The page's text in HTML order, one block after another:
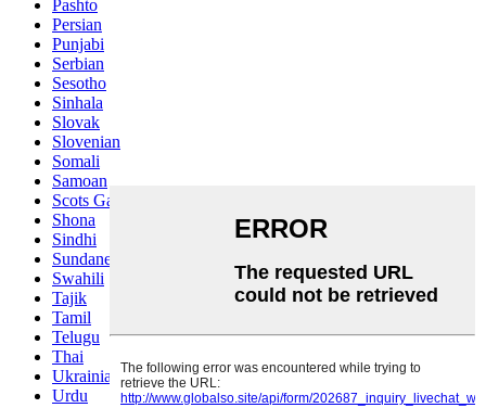
Pashto
Persian
Punjabi
Serbian
Sesotho
Sinhala
Slovak
Slovenian
Somali
Samoan
Scots Gaelic
Shona
Sindhi
Sundanese
Swahili
Tajik
Tamil
Telugu
Thai
Ukrainian
Urdu